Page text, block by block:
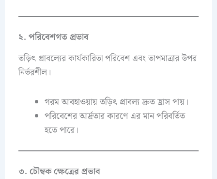
২. পরিবেশগত প্রভাব
তড়িৎ প্রাবল্যের কার্যকারিতা পরিবেশ এবং তাপমাত্রার উপর
নির্ভরশীল।
গরম আবহাওয়ায় তড়িৎ প্রাবল্য দ্রুত হ্রাস পায়।
পরিবেশের আর্দ্রতার কারণে এর মান পরিবর্তিত
হতে পারে।
৩. চৌম্বক ক্ষেত্রের প্রভাব